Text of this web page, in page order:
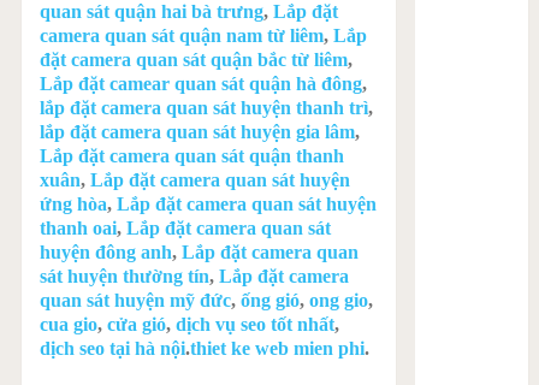
quan sát quận hai bà trưng, Lắp đặt
camera quan sát quận nam từ liêm, Lắp
đặt camera quan sát quận bắc từ liêm,
Lắp đặt camear quan sát quận hà đông,
lắp đặt camera quan sát huyện thanh trì,
lắp đặt camera quan sát huyện gia lâm,
Lắp đặt camera quan sát quận thanh
xuân, Lắp đặt camera quan sát huyện
ứng hòa, Lắp đặt camera quan sát huyện
thanh oai, Lắp đặt camera quan sát
huyện đông anh, Lắp đặt camera quan
sát huyện thường tín, Lắp đặt camera
quan sát huyện mỹ đức, ống gió, ong gio,
cua gio, cửa gió, dịch vụ seo tốt nhất,
dịch seo tại hà nội.thiet ke web mien phi.